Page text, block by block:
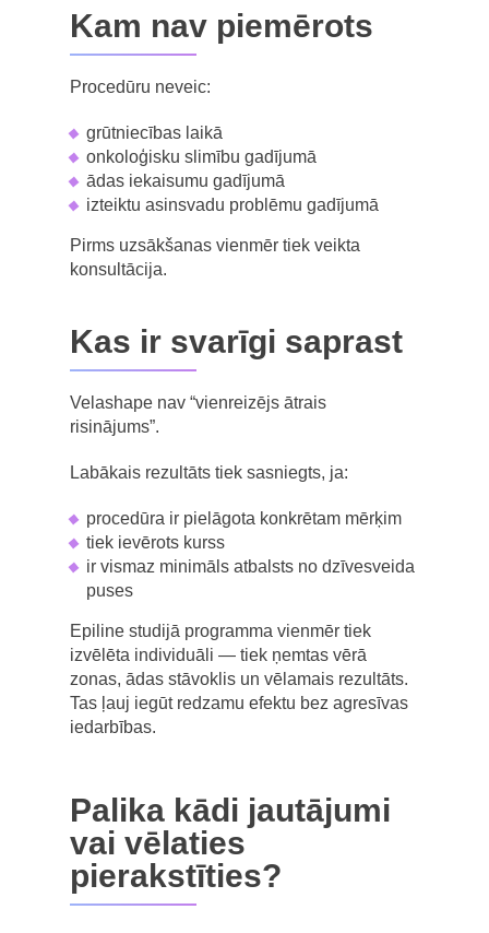
Kam nav piemērots
Procedūru neveic:
grūtniecības laikā
onkoloģisku slimību gadījumā
ādas iekaisumu gadījumā
izteiktu asinsvadu problēmu gadījumā
Pirms uzsākšanas vienmēr tiek veikta
konsultācija.
Kas ir svarīgi saprast
Velashape nav “vienreizējs ātrais
risinājums”.
Labākais rezultāts tiek sasniegts, ja:
procedūra ir pielāgota konkrētam mērķim
tiek ievērots kurss
ir vismaz minimāls atbalsts no dzīvesveida
puses
Epiline studijā programma vienmēr tiek
izvēlēta individuāli — tiek ņemtas vērā
zonas, ādas stāvoklis un vēlamais rezultāts.
Tas ļauj iegūt redzamu efektu bez agresīvas
iedarbības.
Palika kādi jautājumi
vai vēlaties
pierakstīties?